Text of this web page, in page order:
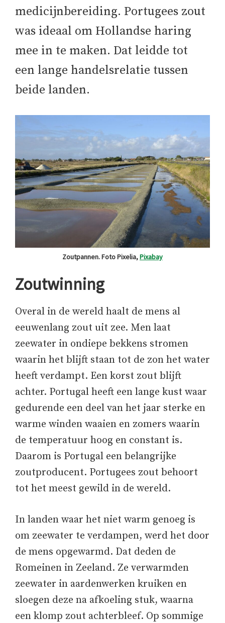
medicijnbereiding. Portugees zout
was ideaal om Hollandse haring
mee in te maken. Dat leidde tot
een lange handelsrelatie tussen
beide landen.
Zoutpannen. Foto Pixelia,Pixabay
Zoutwinning
Overal in de wereld haalt de mens al
eeuwenlang zout uit zee. Men laat
zeewater in ondiepe bekkens stromen
waarin het blijft staan tot de zon het water
heeft verdampt. Een korst zout blijft
achter. Portugal heeft een lange kust waar
gedurende een deel van het jaar sterke en
warme winden waaien en zomers waarin
de temperatuur hoog en constant is.
Daarom is Portugal een belangrijke
zoutproducent. Portugees zout behoort
tot het meest gewild in de wereld.
In landen waar het niet warm genoeg is
om zeewater te verdampen, werd het door
de mens opgewarmd. Dat deden de
Romeinen in Zeeland. Ze verwarmden
zeewater in aardenwerken kruiken en
sloegen deze na afkoeling stuk, waarna
een klomp zout achterbleef. Op sommige